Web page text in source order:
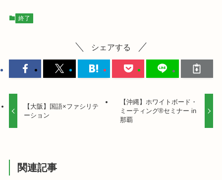
終了
シェアする
【大阪】国語×ファシリテ
ーション
【沖縄】ホワイトボード・
ミーティング®セミナー in
那覇
関連記事